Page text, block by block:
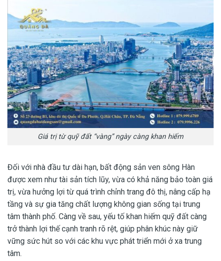
Giá trị từ quỹ đất “vàng” ngày càng khan hiếm
Đối với nhà đầu tư dài hạn, bất động sản ven sông Hàn
được xem như tài sản tích lũy, vừa có khả năng bảo toàn giá
trị, vừa hưởng lợi từ quá trình chỉnh trang đô thị, nâng cấp hạ
tầng và sự gia tăng chất lượng không gian sống tại trung
tâm thành phố. Càng về sau, yếu tố khan hiếm quỹ đất càng
trở thành lợi thế cạnh tranh rõ rệt, giúp phân khúc này giữ
vững sức hút so với các khu vực phát triển mới ở xa trung
tâm.